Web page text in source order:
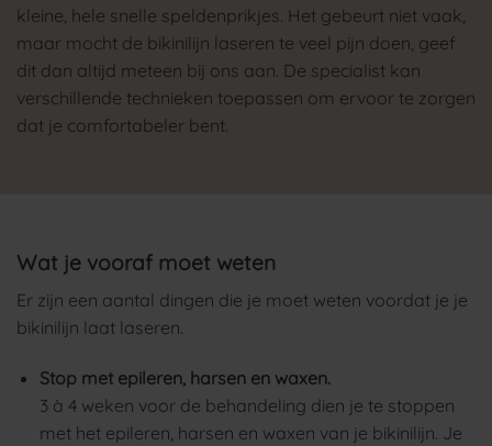
kleine, hele snelle speldenprikjes. Het gebeurt niet vaak,
maar mocht de bikinilijn laseren te veel pijn doen, geef
dit dan altijd meteen bij ons aan. De specialist kan
verschillende technieken toepassen om ervoor te zorgen
dat je comfortabeler bent.
Wat je vooraf moet weten
Er zijn een aantal dingen die je moet weten voordat je je
bikinilijn laat laseren.
Stop met epileren, harsen en waxen.
3 à 4 weken voor de behandeling dien je te stoppen
met het epileren, harsen en waxen van je bikinilijn. Je